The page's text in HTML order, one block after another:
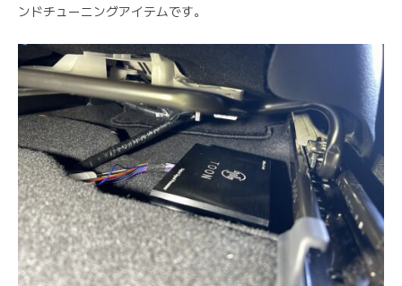
ンドチューニングアイテムです。